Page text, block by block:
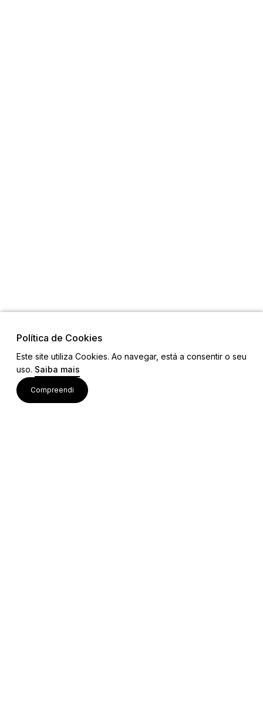
Política de Cookies
Este site utiliza Cookies. Ao navegar, está a consentir o seu
uso. Saiba mais
Compreendi
Links
Ligações Úteis
Contactos